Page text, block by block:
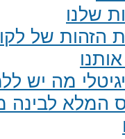
שלנו
הזהות של
מה יש
המלא לבינה